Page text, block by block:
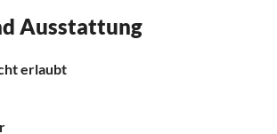
Ausstattung
erlaubt